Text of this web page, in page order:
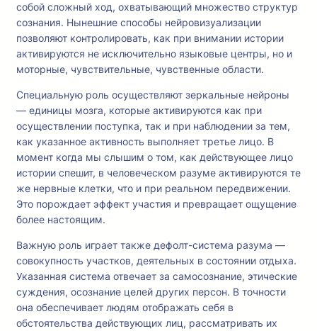
собой сложный ход, охватывающий множество структур
сознания. Нынешние способы нейровизуализации
позволяют контролировать, как при внимании истории
активируются не исключительно языковые центры, но и
моторные, чувствительные, чувственные области.
Специальную роль осуществляют зеркальные нейроны
— единицы мозга, которые активируются как при
осуществлении поступка, так и при наблюдении за тем,
как указанное активность выполняет третье лицо. В
момент когда мы слышим о том, как действующее лицо
истории спешит, в человеческом разуме активируются те
же нервные клетки, что и при реальном передвижении.
Это порождает эффект участия и превращает ощущение
более настоящим.
Важную роль играет также дефолт-система разума —
совокупность участков, деятельных в состоянии отдыха.
Указанная система отвечает за самосознание, этические
суждения, осознание целей других персон. В точности
она обеспечивает людям отображать себя в
обстоятельства действующих лиц, рассматривать их